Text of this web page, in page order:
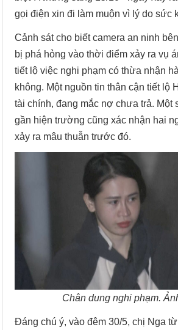
gọi điện xin đi làm muộn vì lý do sức
Cảnh sát cho biết camera an ninh
bị phá hỏng vào thời điểm xảy ra vụ
tiết lộ việc nghi phạm có thừa nhận
không. Một nguồn tin thân cận tiết lộ
tài chính, đang mắc nợ chưa trả. Một
gần hiện trường cũng xác nhận hai
xảy ra mâu thuẫn trước đó.
Chân dung nghi phạm.
Đáng chú ý, vào đêm 30/5, chị Nga